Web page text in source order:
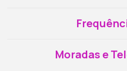
Moradas e